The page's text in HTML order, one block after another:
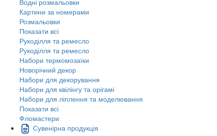
Водні розмальовки
Картини за номерами
Розмальовки
Показати всі
Рукоділля та ремесло
Рукоділля та ремесло
Набори термомозаїки
Новорічний декор
Набори для декорування
Набори для квілінгу та орігамі
Набори для ліплення та моделювання
Показати всі
Фломастери
Сувенірна продукція